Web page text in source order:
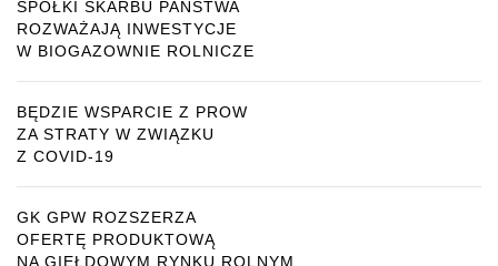
SPÓŁKI SKARBU PAŃSTWA
ROZWAŻAJĄ INWESTYCJE
W BIOGAZOWNIE ROLNICZE
BĘDZIE WSPARCIE Z PROW
ZA STRATY W ZWIĄZKU
Z COVID-19
GK GPW ROZSZERZA
OFERTĘ PRODUKTOWĄ
NA GIEŁDOWYM RYNKU ROLNYM